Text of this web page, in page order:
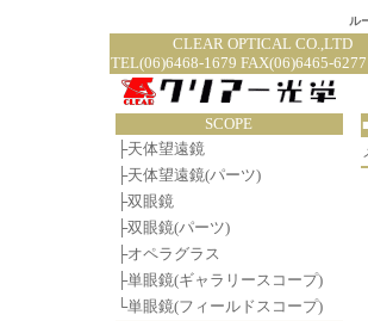
ル
CLEAR
TEL(06)6468-1679 FAX(06)6465-6277
SCOPE
├天体望遠鏡
├天体望遠鏡(パーツ)
├双眼鏡
├双眼鏡(パーツ)
├オペラグラス
├単眼鏡(ギャラリースコープ)
└単眼鏡(フィールドスコープ)